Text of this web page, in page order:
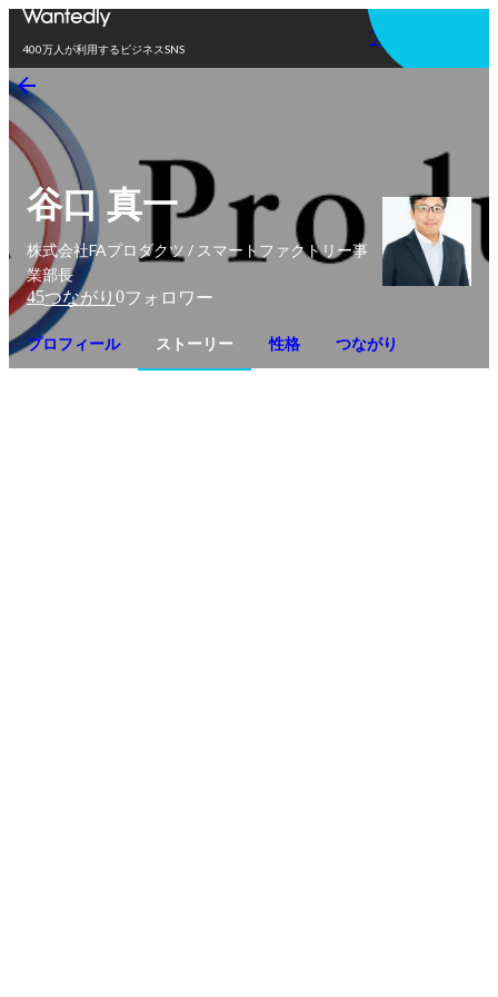
400万人が利用するビジネスSNS
アプリを使う
谷口 真一
株式会社FAプロダクツ / スマートファクトリー事
業部長
45つながり 0フォロワー
プロフィール ストーリー 性格 つながり